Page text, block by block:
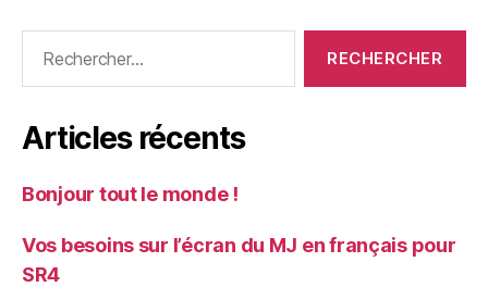
Articles récents
Bonjour tout le monde !
Vos besoins sur l’écran du MJ en français pour
SR4